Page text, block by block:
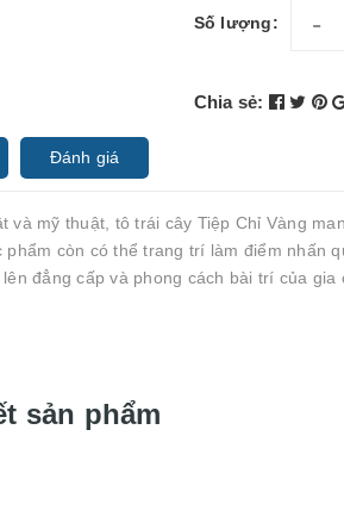
Số lượng: -
Chia sẻ:
Đánh giá
và mỹ thuật, tô trái cây Tiệp Chỉ Vàng
còn có thể trang trí làm điểm nhấn
đẳng cấp và phong cách bài trí của gia
sản phẩm